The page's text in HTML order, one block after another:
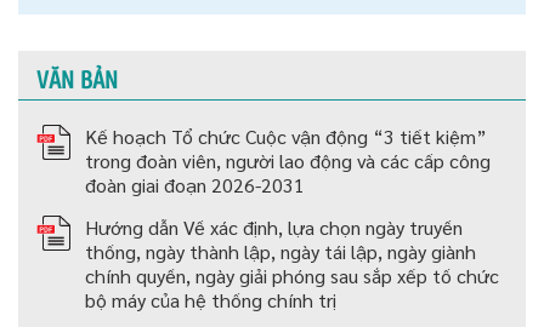
VĂN BẢN
Kế hoạch Tổ chức Cuộc vận động “3 tiết kiệm”
trong đoàn viên, người lao động và các cấp công
đoàn giai đoạn 2026-2031
Hướng dẫn Về xác định, lựa chọn ngày truyền
thống, ngày thành lập, ngày tái lập, ngày giành
chính quyền, ngày giải phóng sau sắp xếp tố chức
bộ máy của hệ thống chính trị